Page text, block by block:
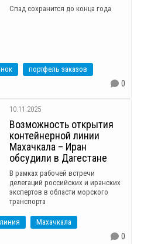
Спад сохранится до конца года
портфель заказов
0
10.11.2025
Возможность открытия
контейнерной линии
Махачкала – Иран
обсудили в Дагестане
В рамках рабочей встречи
делегаций российских и иранских
экспертов в области морского
транспорта
Махачкала
0